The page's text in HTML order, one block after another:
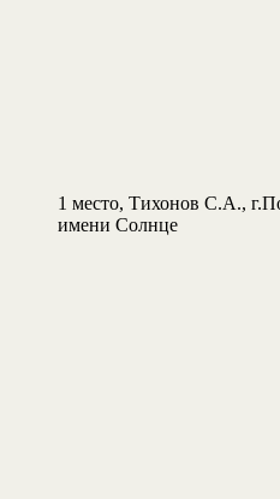
1 место, Тихонов С.А.,
имени Солнце